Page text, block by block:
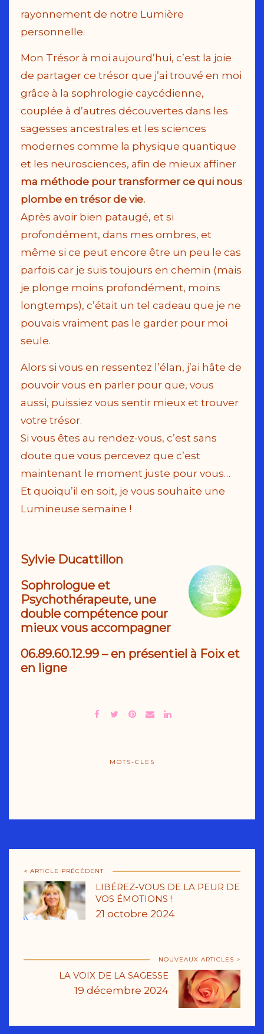
rayonnement de notre Lumière
personnelle.
Mon Trésor à moi aujourd’hui, c’est la joie
de partager ce trésor que j’ai trouvé en moi
grâce à la sophrologie caycédienne,
couplée à d’autres découvertes dans les
sagesses ancestrales et les sciences
modernes comme la physique quantique
et les neurosciences, afin de mieux affiner
ma méthode pour transformer ce qui nous
plombe en trésor de vie.
Après avoir bien pataugé, et si
profondément, dans mes ombres, et
même si ce peut encore être un peu le cas
parfois car je suis toujours en chemin (mais
je plonge moins profondément, moins
longtemps), c’était un tel cadeau que je ne
pouvais vraiment pas le garder pour moi
seule.
Alors si vous en ressentez l’élan, j’ai hâte de
pouvoir vous en parler pour que, vous
aussi, puissiez vous sentir mieux et trouver
votre trésor.
Si vous êtes au rendez-vous, c’est sans
doute que vous percevez que c’est
maintenant le moment juste pour vous…
Et quoiqu’il en soit, je vous souhaite une
Lumineuse semaine !
Sylvie Ducattillon
Sophrologue et
Psychothérapeute, une
double compétence pour
mieux vous accompagner
06.89.60.12.99 – en présentiel à Foix et
en ligne
MOTS-CLES
< ARTICLE PRÉCÉDENT
LIBÉREZ-VOUS DE LA PEUR DE
VOS ÉMOTIONS !
21 octobre 2024
NOUVEAUX ARTICLES >
LA VOIX DE LA SAGESSE
19 décembre 2024